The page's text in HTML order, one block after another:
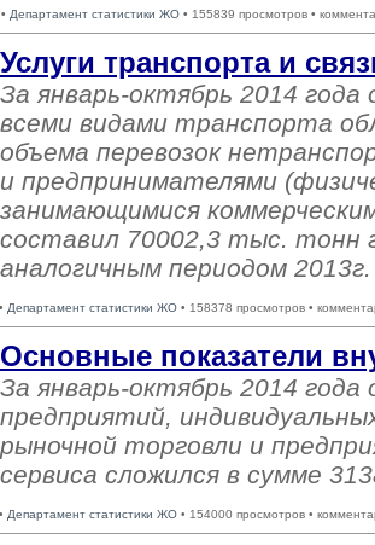
Департамент статистики ЖО • 155839 просмотров •
Услуги транспорта и
За январь-октябрь 2014 года
всеми видами транспорта
объема перевозок
и предпринимателями
занимающимися
составил 70002,3 тыс. тонн
аналогичным периодом
Департамент статистики ЖО • 158378 просмотров •
Основные показатели
За январь-октябрь 2014
предприятий,
рыночной торговли и
сервиса сложился в сумме
Департамент статистики ЖО • 154000 просмотров •